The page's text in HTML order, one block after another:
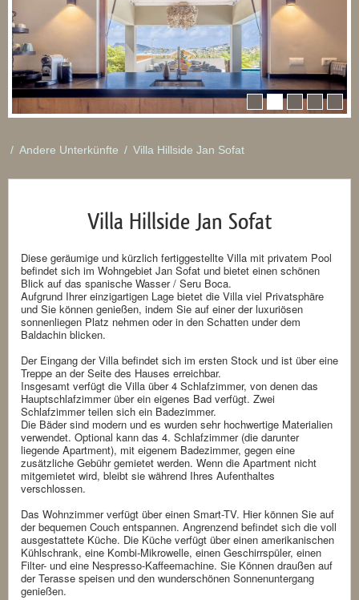
/ Andere Unterkünfte / Villa Hillside Jan Sofat
Villa Hillside Jan Sofat
Diese geräumige und kürzlich fertiggestellte Villa mit privatem Pool
befindet sich im Wohngebiet Jan Sofat und bietet einen schönen
Blick auf das spanische Wasser / Seru Boca.
Aufgrund Ihrer einzigartigen Lage bietet die Villa viel Privatsphäre
und Sie können genießen, indem Sie auf einer der luxuriösen
sonnenliegen Platz nehmen oder in den Schatten under dem
Baldachin blicken.
Der Eingang der Villa befindet sich im ersten Stock und ist über eine
Treppe an der Seite des Hauses erreichbar.
Insgesamt verfügt die Villa über 4 Schlafzimmer, von denen das
Hauptschlafzimmer über ein eigenes Bad verfügt. Zwei
Schlafzimmer teilen sich ein Badezimmer.
Die Bäder sind modern und es wurden sehr hochwertige Materialien
verwendet. Optional kann das 4. Schlafzimmer (die darunter
liegende Apartment), mit eigenem Badezimmer, gegen eine
zusätzliche Gebühr gemietet werden. Wenn die Apartment nicht
mitgemietet wird, bleibt sie während Ihres Aufenthaltes
verschlossen.
Das Wohnzimmer verfügt über einen Smart-TV. Hier können Sie auf
der bequemen Couch entspannen. Angrenzend befindet sich die voll
ausgestattete Küche. Die Küche verfügt über einen amerikanischen
Kühlschrank, eine Kombi-Mikrowelle, einen Geschirrspüler, einen
Filter- und eine Nespresso-Kaffeemachine. Sie Können draußen auf
der Terasse speisen und den wunderschönen Sonnenuntergang
genießen.